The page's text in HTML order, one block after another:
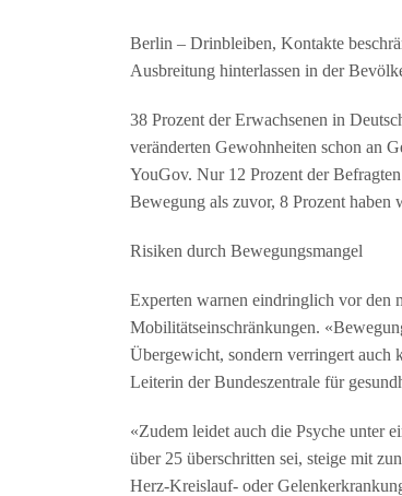
Berlin – Drinbleiben, Kontakte
Ausbreitung hinterlassen in der
38 Prozent der Erwachsenen in
veränderten Gewohnheiten schon an
YouGov. Nur 12 Prozent der
Bewegung als zuvor, 8 Prozent haben
Risiken durch Bewegungsmangel
Experten warnen eindringlich vor den
Mobilitätseinschränkungen.
Übergewicht, sondern verringert auch
Leiterin der Bundeszentrale für
«Zudem leidet auch die Psyche unter
über 25 überschritten sei, steige mit
Herz-Kreislauf- oder